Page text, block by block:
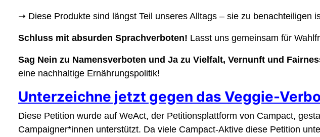
➝ Diese Produkte sind längst Teil unseres Alltags – sie zu benachteiligen
Schluss mit absurden Sprachverboten! Lasst uns gemeinsam für
Sag Nein zu Namensverboten und Ja zu Vielfalt, Vernunft und
eine nachhaltige Ernährungspolitik!
Unterzeichne jetzt gegen das Veggie-
Diese Petition wurde auf WeAct, der Petitionsplattform von Campact,
Campaigner*innen unterstützt. Da viele Campact-Aktive diese Petition